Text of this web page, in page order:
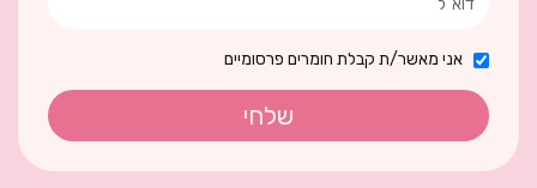
אני מאשר/ת קבלת חומרים פרסומיים
שלחי